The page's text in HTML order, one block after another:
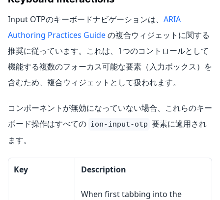
Input OTPのキーボードナビゲーションは、 ARIA
Authoring Practices Guideの複合ウィジェットに関する
推奨に従っています。これは、1つのコントロールとして
機能する複数のフォーカス可能な要素（入力ボックス）を
含むため、複合ウィジェットとして扱われます。
コンポーネントが無効になっていない場合、これらのキー
ボード操作はすべての ion-input-otp 要素に適用され
ます。
Key Description
When first tabbing into the